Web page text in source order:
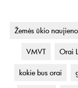
Žemės ūkio
VMVT Orai
kokie bus orai